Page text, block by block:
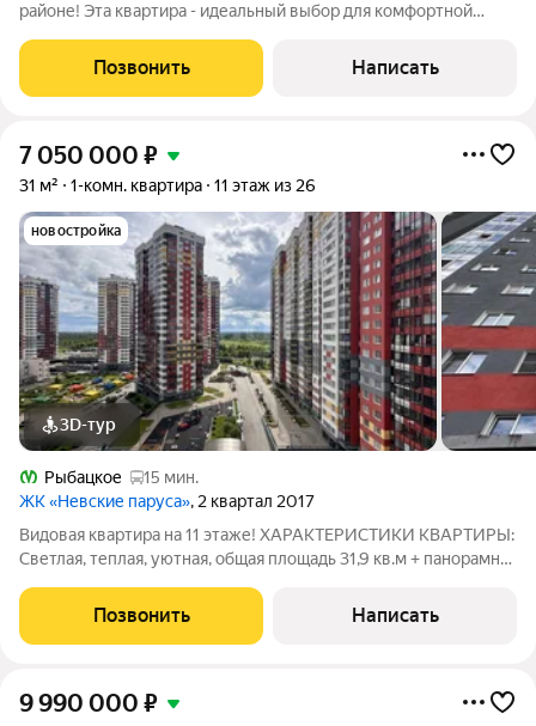
районе! Эта квартира - идеальный выбор для комфортной
необходимой техникой, включая холодильник, стиральную
машину, плиту и многое другое. Плюсы
Позвонить Написать
7 050 000 ₽
31 м² 1-комн. квартира 11 этаж из 26
новостройка
3D-тур
Рыбацкое
15 мин.
ЖК «Невские паруса», 2 квартал 2017
Видовая квартира на 11 этаже! ХАРАКТЕРИСТИКИ КВАРТИРЫ:
Светлая, теплая, уютная, общая площадь 31,9 кв.м + панорамная
разделяет зону отдыха и зону кухни. Остаётся всё: техника и
мебель. С/у
Позвонить Написать
9 990 000 ₽